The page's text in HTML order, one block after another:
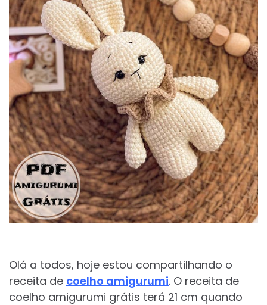
Olá a todos, hoje estou compartilhando o
receita de coelho amigurumi. O receita de
coelho amigurumi grátis terá 21 cm quando